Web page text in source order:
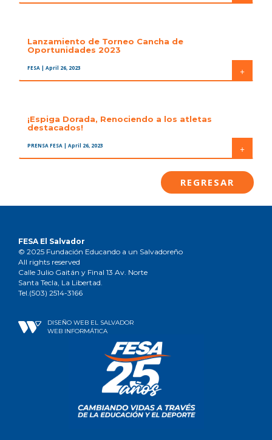
Lanzamiento de Torneo Cancha de
Oportunidades 2023
FESA | April 26, 2023 +
¡Espiga Dorada, Renociendo a los atletas
destacados!
PRENSA FESA | April 26, 2023 +
REGRESAR
FESA El Salvador
© 2025 Fundación Educando a un Salvadoreño
All rights reserved
Calle Julio Gaitán y Final 13 Av. Norte
Santa Tecla, La Libertad.
Tel.(503) 2514-3166
DISEÑO WEB EL SALVADOR
WEB INFORMÁTICA